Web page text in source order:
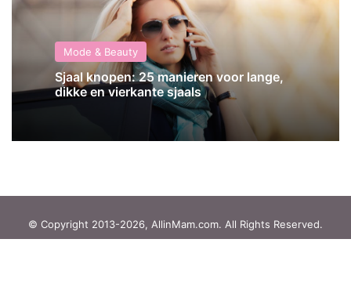
Mode & Beauty
Sjaal knopen: 25 manieren voor lange,
dikke en vierkante sjaals
© Copyright 2013-2026, AllinMam.com. All Rights Reserved.